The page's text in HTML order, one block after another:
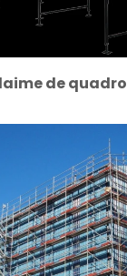
de quadro